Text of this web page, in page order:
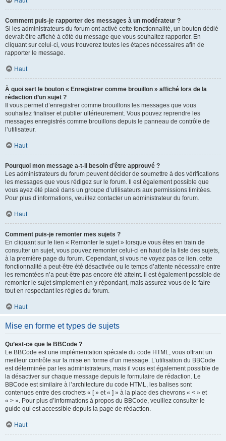
Comment puis-je rapporter des messages à un modérateur ?
Si les administrateurs du forum ont activé cette fonctionnalité, un bouton dédié
devrait être affiché à côté du message que vous souhaitez rapporter. En
cliquant sur celui-ci, vous trouverez toutes les étapes nécessaires afin de
rapporter le message.
Haut
À quoi sert le bouton « Enregistrer comme brouillon » affiché lors de la
rédaction d’un sujet ?
Il vous permet d’enregistrer comme brouillons les messages que vous
souhaitez finaliser et publier ultérieurement. Vous pouvez reprendre les
messages enregistrés comme brouillons depuis le panneau de contrôle de
l’utilisateur.
Haut
Pourquoi mon message a-t-il besoin d’être approuvé ?
Les administrateurs du forum peuvent décider de soumettre à des vérifications
les messages que vous rédigez sur le forum. Il est également possible que
vous ayez été placé dans un groupe d’utilisateurs aux permissions limitées.
Pour plus d’informations, veuillez contacter un administrateur du forum.
Haut
Comment puis-je remonter mes sujets ?
En cliquant sur le lien « Remonter le sujet » lorsque vous êtes en train de
consulter un sujet, vous pouvez remonter celui-ci en haut de la liste des sujets,
à la première page du forum. Cependant, si vous ne voyez pas ce lien, cette
fonctionnalité a peut-être été désactivée ou le temps d’attente nécessaire entre
les remontées n’a peut-être pas encore été atteint. Il est également possible de
remonter le sujet simplement en y répondant, mais assurez-vous de le faire
tout en respectant les règles du forum.
Haut
Mise en forme et types de sujets
Qu’est-ce que le BBCode ?
Le BBCode est une implémentation spéciale du code HTML, vous offrant un
meilleur contrôle sur la mise en forme d’un message. L’utilisation du BBCode
est déterminée par les administrateurs, mais il vous est également possible de
la désactiver sur chaque message depuis le formulaire de rédaction. Le
BBCode est similaire à l’architecture du code HTML, les balises sont
contenues entre des crochets « [ » et « ] » à la place des chevrons « < » et
« > ». Pour plus d’informations à propos du BBCode, veuillez consulter le
guide qui est accessible depuis la page de rédaction.
Haut